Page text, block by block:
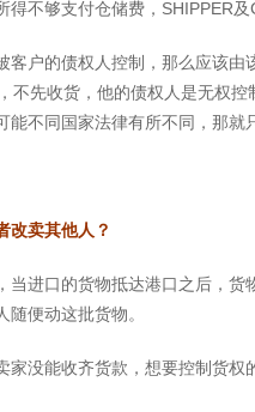
不够支付仓储费，SHIPPER及
客户的债权人控制，那么应该由
不先收货，他的债权人是无权
不同国家法律有所不同，那就
改卖其他人？
当进口的货物抵达港口之后，
便动这批货物。
没能收齐货款，想要控制货权